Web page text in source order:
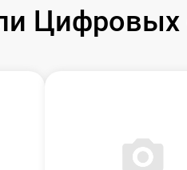
Цифровых